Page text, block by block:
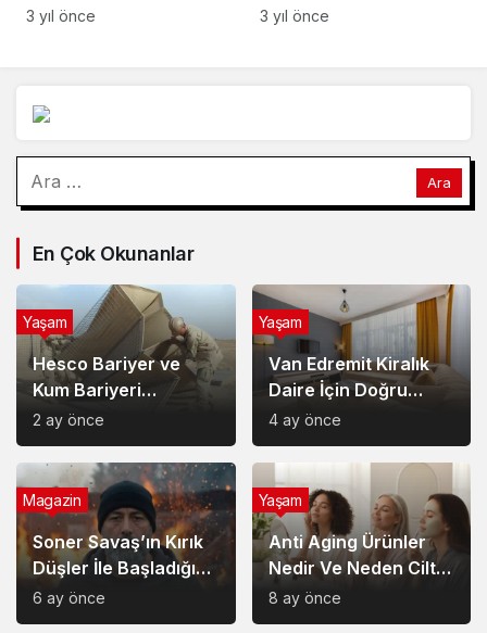
olimpiyat ön eleme
3 yıl önce
Paralimpik ve Olimpiyat
3 yıl önce
En Çok Okunanlar
Hesco Bariyer ve
Kum Bariyeri
Çözümlerinin
Sağladığı Avantajlar
2 ay önce
Yaşam
Van Edremit Kiralık
Daire İçin Doğru
Semt Nasıl Seçilir?
4 ay önce
Yaşam
Soner Savaş’ın Kırık
Düşler İle Başladığı
Müzik Serüveni
6 ay önce
Magazin
Anti Aging Ürünler
Nedir Ve Neden Cilt
Bakımında Temel Bir
Yerdedir?
8 ay önce
Yaşam